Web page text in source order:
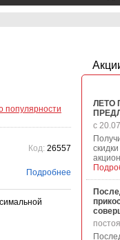
популярности
Код: 26557
Подробнее
ЛЕТО
с